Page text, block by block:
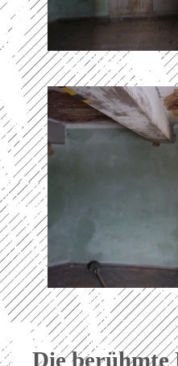
Die berühmte